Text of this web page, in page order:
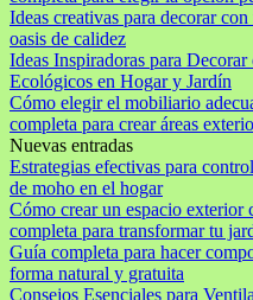
Ideas creativas para decorar
oasis de calidez
Ideas Inspiradoras para
Ecológicos en Hogar y Jardín
Cómo elegir el mobiliario
completa para crear áreas
Nuevas entradas
Estrategias efectivas para
de moho en el hogar
Cómo crear un espacio exterior
completa para transformar tu
Guía completa para hacer
forma natural y gratuita
Consejos Esenciales para